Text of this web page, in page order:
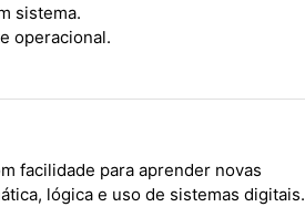
sistema.
operacional.
facilidade para aprender novas
lógica e uso de sistemas digitais.